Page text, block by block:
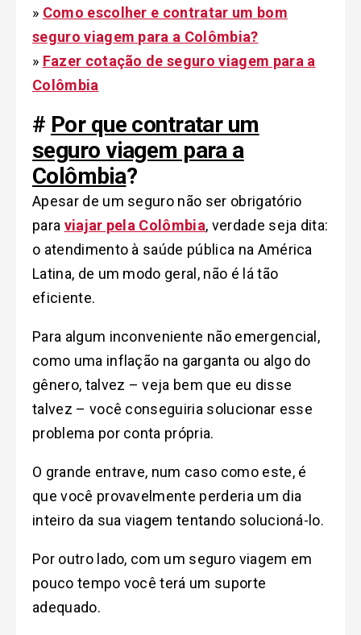
» Como escolher e contratar um bom
seguro viagem para a Colômbia?
» Fazer cotação de seguro viagem para a
Colômbia
# Por que contratar um
seguro viagem para a
Colômbia?
Apesar de um seguro não ser obrigatório
para viajar pela Colômbia, verdade seja dita:
o atendimento à saúde pública na América
Latina, de um modo geral, não é lá tão
eficiente.
Para algum inconveniente não emergencial,
como uma inflação na garganta ou algo do
gênero, talvez – veja bem que eu disse
talvez – você conseguiria solucionar esse
problema por conta própria.
O grande entrave, num caso como este, é
que você provavelmente perderia um dia
inteiro da sua viagem tentando solucioná-lo.
Por outro lado, com um seguro viagem em
pouco tempo você terá um suporte
adequado.